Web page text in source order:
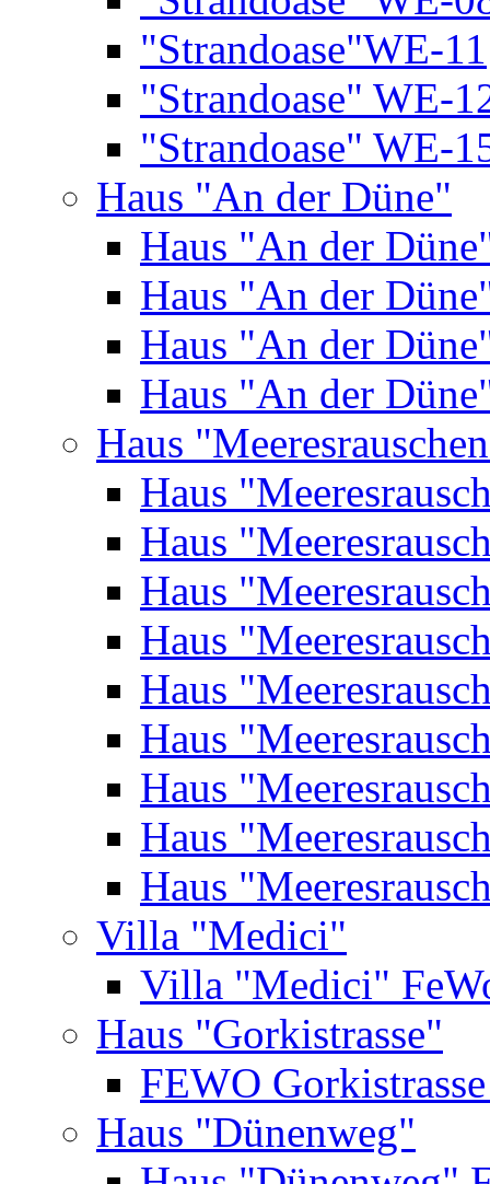
"Strandoase"WE-11
"Strandoase" WE-
"Strandoase" WE-
Haus "An der Düne"
Haus "An der
Haus "An der
Haus "An der
Haus "An der
Haus
Haus
Haus
Haus
Haus
Haus
Haus
Haus
Haus
Haus
Villa "Medici"
Villa "Medici"
Haus "Gorkistrasse"
FEWO
Haus "Dünenweg"